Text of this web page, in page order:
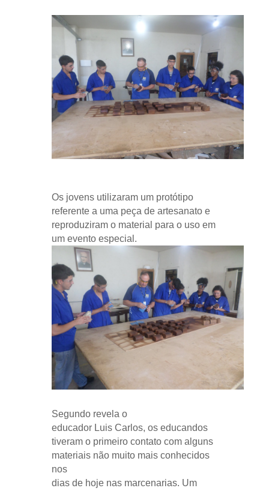
Os jovens utilizaram um protótipo
referente a uma peça de artesanato e
reproduziram o material para o uso em
um evento especial.
Segundo revela o
educador Luis Carlos, os educandos
tiveram o primeiro contato com alguns
materiais não muito mais conhecidos
nos
dias de hoje nas marcenarias. Um